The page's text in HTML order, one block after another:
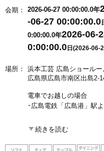
会期： 2026-06-27 00:00:00.0年
-06-27 00:00:00.0
0:00:00.0年2026-06-
0:00:00.0 日(2026-06-
場所：
浜本工芸 広島ショールー
広島県広島市南区出島2-
電車でお越しの場合
･広島電鉄「広島港」駅
お車でお越しの場合
･吉島方面からは広島高
続きを読む